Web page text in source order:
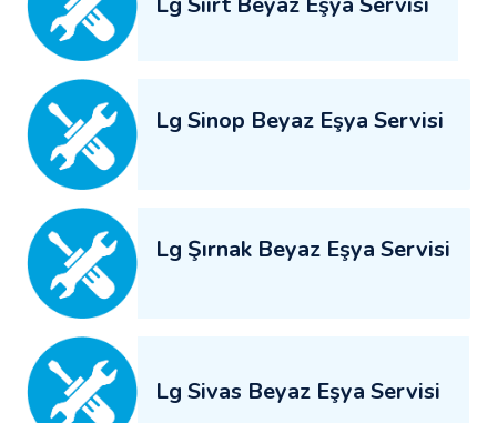
Lg Sinop Beyaz Eşya Servisi
Lg Şırnak Beyaz Eşya Servisi
Lg Sivas Beyaz Eşya Servisi